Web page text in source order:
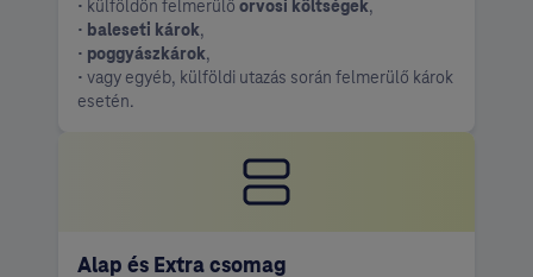
• külföldön felmerülő orvosi költségek,
• baleseti károk,
• poggyászkárok,
• vagy egyéb, külföldi utazás során felmerülő károk
esetén.
Alap és Extra csomag